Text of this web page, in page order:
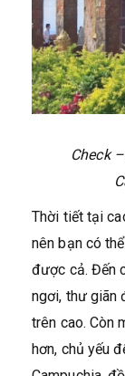
Check
Thời tiết tại
nên bạn có
được cả. Đến
ngơi, thư giãn
trên cao. Còn
hơn, chủ yếu